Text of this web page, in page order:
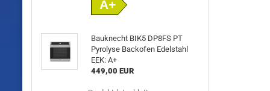
A+
Bauknecht BIK5 DP8FS PT
Pyrolyse Backofen Edelstahl
EEK: A+
449,00 EUR